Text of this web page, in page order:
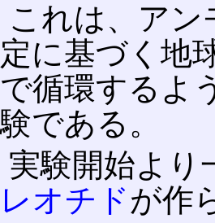
これは、ア
定に基づく地
で循環するよ
験である。
実験開始より
レオチドが作